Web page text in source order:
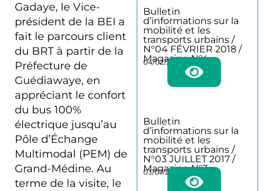
Gadaye, le Vice-
président de la BEI a
fait le parcours client
du BRT à partir de la
Préfecture de
Guédiawaye, en
appréciant le confort
du bus 100%
électrique jusqu’au
Pôle d’Échange
Multimodal (PEM) de
Grand-Médine. Au
terme de la visite, le
Bulletin
d’informations sur la
mobilité et les
transports urbains /
N°04 FÉVRIER 2018 /
Magazine N°4
04/02/2018
Bulletin
d’informations sur la
mobilité et les
transports urbains /
N°03 JUILLET 2017 /
Magazine N°3
03/07/2017